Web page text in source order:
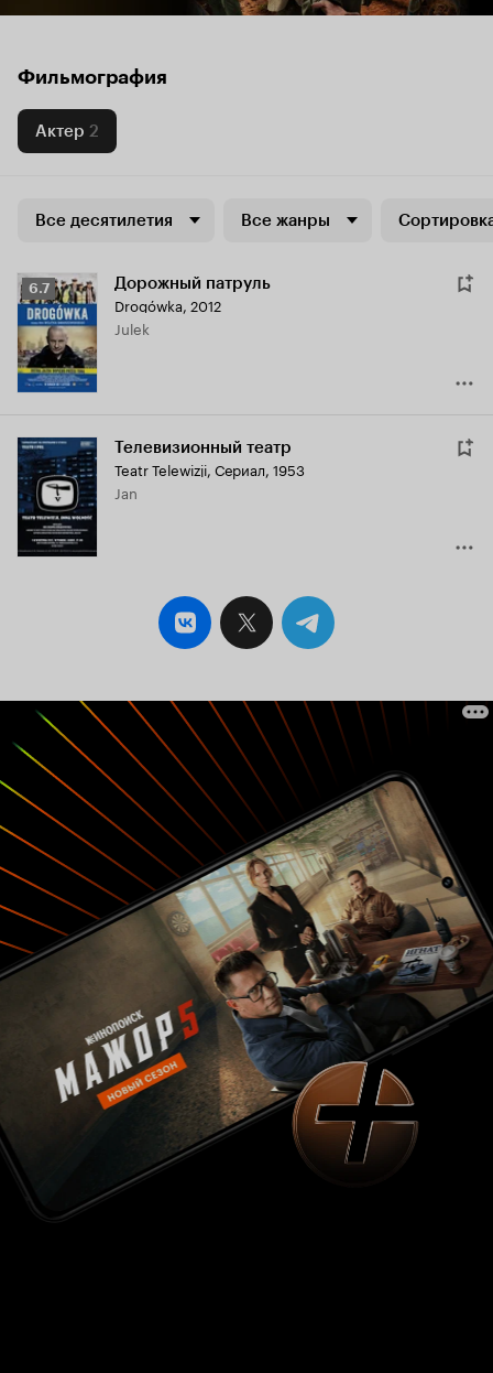
Фильмография
Актер 2
Все десятилетия Все жанры
Рейтинг
Кинопоиска
6.7
6.7 Дорожный патруль
Drogówka, 2012
Julek
Телевизионный театр
Teatr Telewizji, Сериал, 1953
Jan